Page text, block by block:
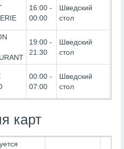
16:00 -
00:00
Шведский
стол
19:00 -
21:30
Шведский
стол
00:00 -
07:00
Шведский
стол
карт